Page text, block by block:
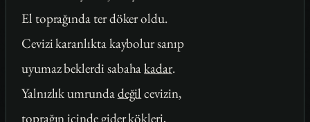
El toprağında ter döker oldu.
Cevizi karanlıkta kaybolur sanıp
uyumaz beklerdi sabahakadar.
Yalnızlık umrundadeğil cevizin,
toprağın içindegiderkökleri,